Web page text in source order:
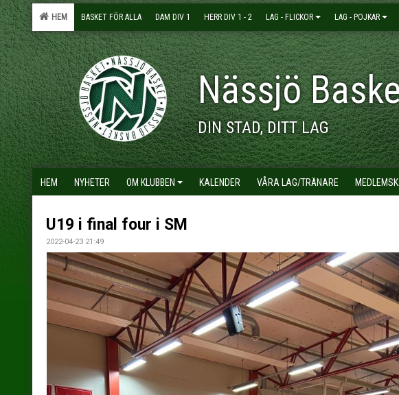
HEM BASKET FÖR ALLA DAM DIV 1 HERR DIV 1 - 2 LAG - FLICKOR LAG - POJKAR
Nässjö
DIN STAD, DITT LAG
HEM NYHETER OM KLUBBEN KALENDER VÅRA LAG/TRÄNARE
U19 i final four i SM
2022-04-23 21:49